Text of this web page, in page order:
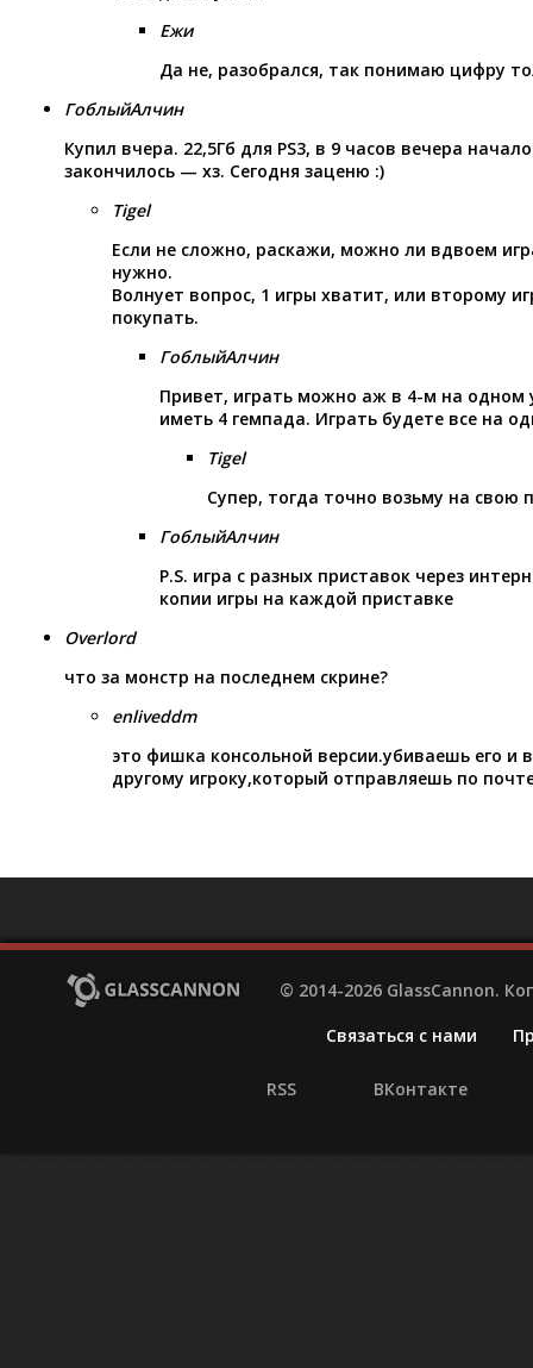
Ежи
Да не, разобрался, так понимаю цифру
ГоблыйАлчин
Купил вчера. 22,5Гб для PS3, в 9 часов вечера
закончилось — хз. Сегодня заценю :)
Tigel
Если не сложно, раскажи, можно ли вдвоем
нужно.
Волнует вопрос, 1 игры хватит, или второму
покупать.
ГоблыйАлчин
Привет, играть можно аж в 4-м на одном
иметь 4 гемпада. Играть будете все на
Tigel
Супер, тогда точно возьму на свою
ГоблыйАлчин
P.S. игра с разных приставок через
копии игры на каждой приставке
Overlord
что за монстр на последнем скрине?
enliveddm
это фишка консольной версии.убиваешь его и
другому игроку,который отправляешь по
© 2014-2026 GlassCannon.
Связаться с нами
RSS ВКонтакте